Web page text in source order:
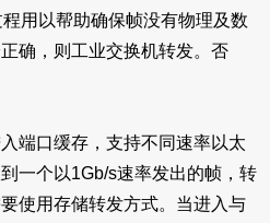
用以帮助确保帧没有物理及数
确，则工业交换机转发。否
端口缓存，支持不同速率以太
一个以1Gb/s速率发出的帧，转
使用存储转发方式。当进入与